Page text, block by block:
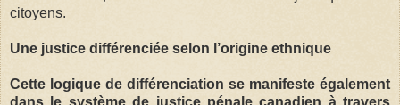
citoyens.
Une justice différenciée selon l’origine ethnique
Cette logique de différenciation se manifeste également
dans le système de justice pénale canadien à travers